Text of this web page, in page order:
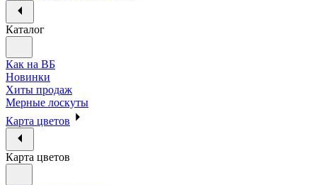
Каталог
Как на ВБ
Новинки
Хиты продаж
Мерные лоскуты
Карта цветов
Карта цветов